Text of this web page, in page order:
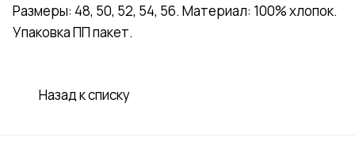
Размеры: 48, 50, 52, 54, 56. Материал: 100% хлопок.
Упаковка ПП пакет.
Назад к списку